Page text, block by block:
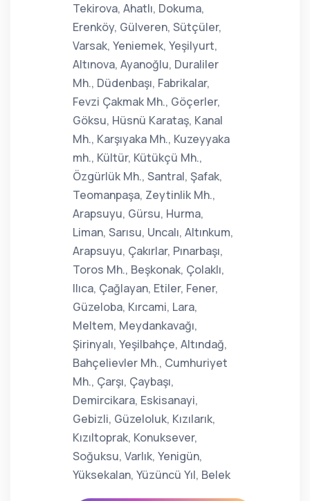
Tekirova, Ahatlı, Dokuma,
Erenköy, Gülveren, Sütçüler,
Varsak, Yeniemek, Yeşilyurt,
Altınova, Ayanoğlu, Duraliler
Mh., Düdenbaşı, Fabrikalar,
Fevzi Çakmak Mh., Göçerler,
Göksu, Hüsnü Karataş, Kanal
Mh., Karşıyaka Mh., Kuzeyyaka
mh., Kültür, Kütükçü Mh.,
Özgürlük Mh., Santral, Şafak,
Teomanpaşa, Zeytinlik Mh.,
Arapsuyu, Gürsu, Hurma,
Liman, Sarısu, Uncalı, Altınkum,
Arapsuyu, Çakırlar, Pınarbaşı,
Toros Mh., Beşkonak, Çolaklı,
Ilıca, Çağlayan, Etiler, Fener,
Güzeloba, Kırcami, Lara,
Meltem, Meydankavağı,
Şirinyalı, Yeşilbahçe, Altındağ,
Bahçelievler Mh., Cumhuriyet
Mh., Çarşı, Çaybaşı,
Demircikara, Eskisanayi,
Gebizli, Güzeloluk, Kızılarık,
Kızıltoprak, Konuksever,
Soğuksu, Varlık, Yenigün,
Yüksekalan, Yüzüncü Yıl, Belek